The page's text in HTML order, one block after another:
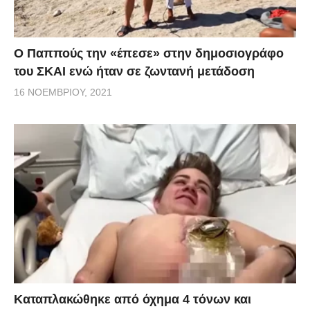
Ο Παππούς την «έπεσε» στην δημοσιογράφο
του ΣΚΑΙ ενώ ήταν σε ζωντανή μετάδοση
16 ΝΟΕΜΒΡΊΟΥ, 2021
Kαταπλακώθηκε από όχημα 4 τόνων και